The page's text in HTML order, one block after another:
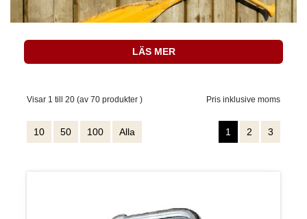
LÄS MER
Visar 1 till 20 (av 70 produkter ) Pris inklusive moms
10 50 100 Alla 1 2 3